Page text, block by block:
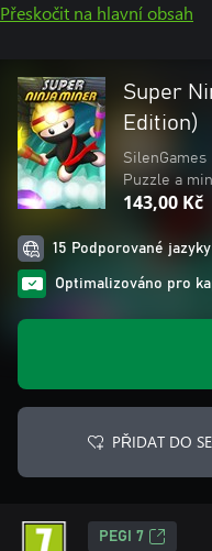
Přeskočit na hlavní obsah
Super
Edition)
SilenGames
Puzzle a
143,00 Kč
15 Podporované jazyky
Optimalizováno pro
PŘIDAT DO
PEGI 7